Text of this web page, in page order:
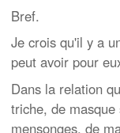
Bref.
Je crois qu'il y a
peut avoir pour
Dans la relation
triche, de
mensonges, de